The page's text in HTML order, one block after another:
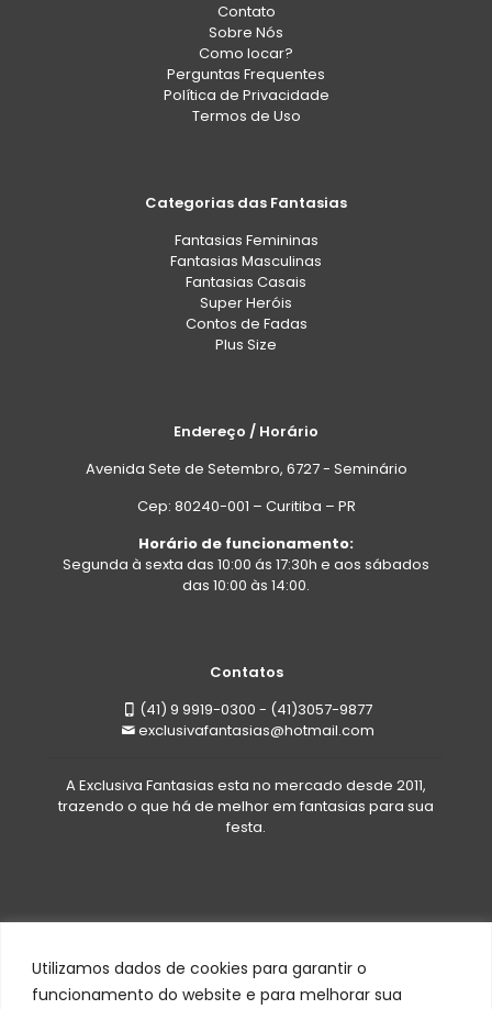
Utilizamos dados de cookies para garantir o
funcionamento do website e para melhorar sua
Contato
Sobre Nós
Como locar?
Perguntas Frequentes
Política de Privacidade
Termos de Uso
Categorias das Fantasias
Fantasias Femininas
Fantasias Masculinas
Fantasias Casais
Super Heróis
Contos de Fadas
Plus Size
Endereço / Horário
Avenida Sete de Setembro, 6727 - Seminário
Cep: 80240-001 – Curitiba – PR
Horário de funcionamento:
Segunda à sexta das 10:00 ás 17:30h e aos sábados
das 10:00 às 14:00.
Contatos
(41) 9 9919-0300 - (41)3057-9877
exclusivafantasias@hotmail.com
A Exclusiva Fantasias esta no mercado desde 2011,
trazendo o que há de melhor em fantasias para sua
festa.